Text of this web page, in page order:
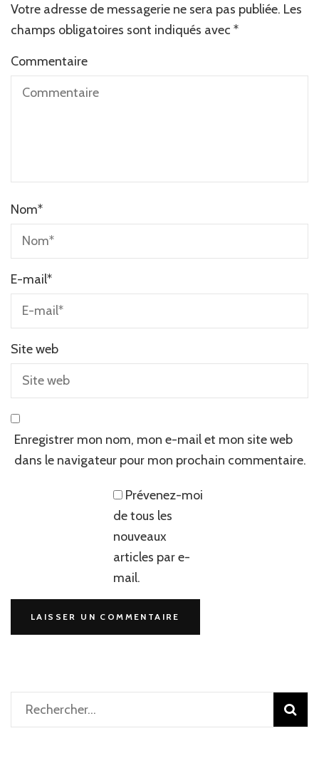
Votre adresse de messagerie ne sera pas publiée. Les
champs obligatoires sont indiqués avec *
Commentaire
Nom*
E-mail*
Site web
Enregistrer mon nom, mon e-mail et mon site web
dans le navigateur pour mon prochain commentaire.
Prévenez-moi
de tous les
nouveaux
articles par e-
mail.
Rechercher :